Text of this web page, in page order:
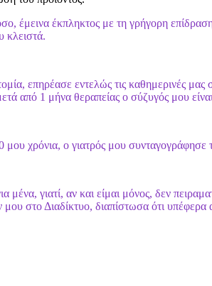
έμεινα έκπληκτος με τη γρήγορη
κλειστά.
επηρέασε εντελώς τις καθημερινές
1 μήνα θεραπείας ο σύζυγός μου
μου χρόνια, ο γιατρός μου
γιατί, αν και είμαι μόνος, δεν
στο Διαδίκτυο, διαπίστωσα ότι